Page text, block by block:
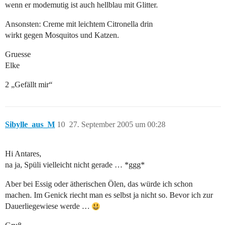
wenn er modemutig ist auch hellblau mit Glitter.
Ansonsten: Creme mit leichtem Citronella drin
wirkt gegen Mosquitos und Katzen.
Gruesse
Elke
2 „Gefällt mir“
Sibylle_aus_M 27. September 2005 um 00:28
10
Hi Antares,
na ja, Spüli vielleicht nicht gerade … *ggg*
Aber bei Essig oder ätherischen Ölen, das würde ich schon
machen. Im Genick riecht man es selbst ja nicht so. Bevor ich zur
Dauerliegewiese werde …